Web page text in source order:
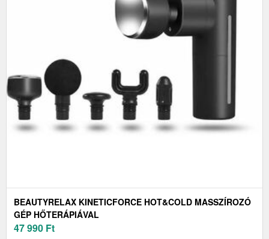
BEAUTYRELAX KINETICFORCE HOT&COLD MASSZÍROZÓ
GÉP HŐTERÁPIÁVAL
47 990 Ft